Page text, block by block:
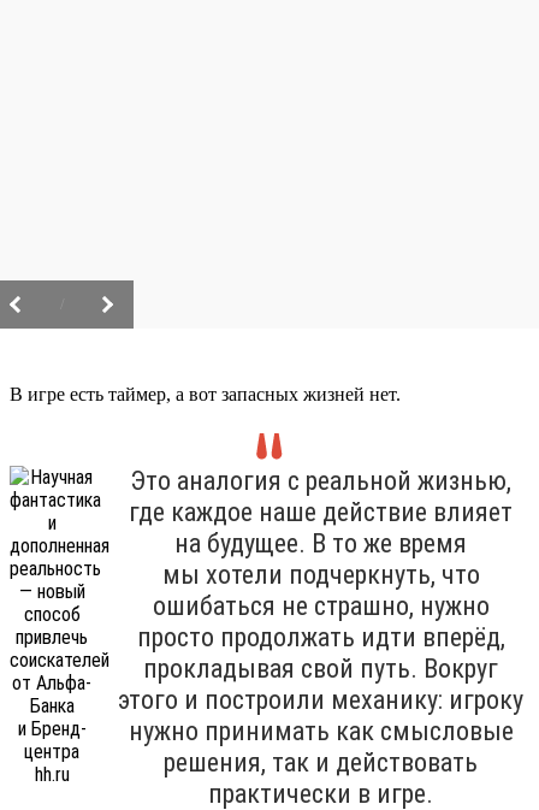
В игре есть таймер, а вот запасных жизней нет.
Это аналогия с реальной жизнью,
где каждое наше действие влияет
на будущее. В то же время
мы хотели подчеркнуть, что
ошибаться не страшно, нужно
просто продолжать идти вперёд,
прокладывая свой путь. Вокруг
этого и построили механику: игроку
нужно принимать как смысловые
решения, так и действовать
практически в игре.